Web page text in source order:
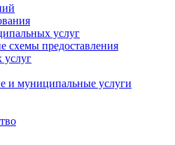
услуг
схемы предоставления
и муниципальные услуги